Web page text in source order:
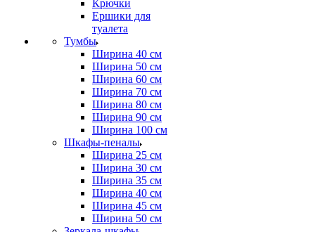
Крючки
Ершики для
туалета
Тумбы
Ширина 40 см
Ширина 50 см
Ширина 60 см
Ширина 70 см
Ширина 80 см
Ширина 90 см
Ширина 100 см
Шкафы-пеналы
Ширина 25 см
Ширина 30 см
Ширина 35 см
Ширина 40 см
Ширина 45 см
Ширина 50 см